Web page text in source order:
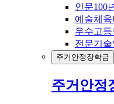
인문100
예술체
우수고
전문기
주거안정장학금
주거안정